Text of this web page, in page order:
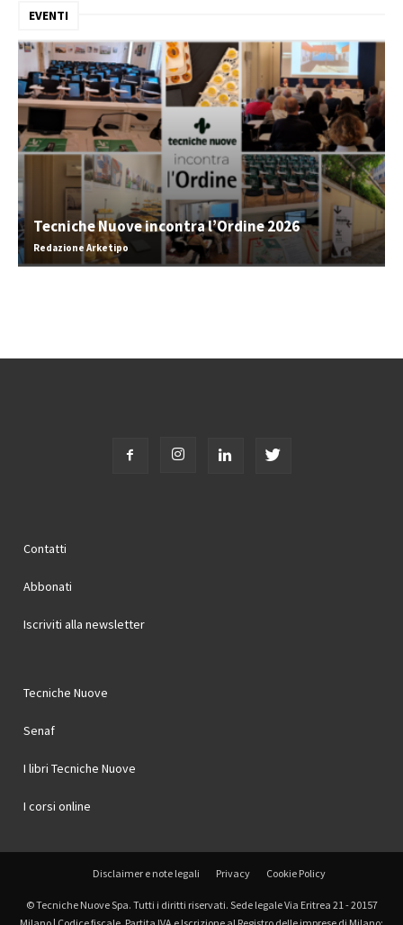
EVENTI
Tecniche Nuove incontra l’Ordine 2026
Redazione Arketipo
Contatti
Abbonati
Iscriviti alla newsletter
Tecniche Nuove
Senaf
I libri Tecniche Nuove
I corsi online
Disclaimer e note legali Privacy Cookie Policy
© Tecniche Nuove Spa. Tutti i diritti riservati. Sede legale Via Eritrea 21 - 20157